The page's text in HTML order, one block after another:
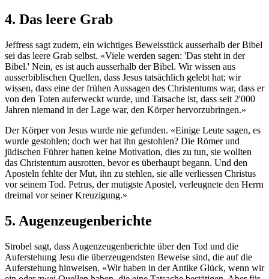
4. Das leere Grab
Jeffress sagt zudem, ein wichtiges Beweisstück ausserhalb der Bibel
sei das leere Grab selbst. «Viele werden sagen: 'Das steht in der
Bibel.' Nein, es ist auch ausserhalb der Bibel. Wir wissen aus
ausserbiblischen Quellen, dass Jesus tatsächlich gelebt hat; wir
wissen, dass eine der frühen Aussagen des Christentums war, dass er
von den Toten auferweckt wurde, und Tatsache ist, dass seit 2'000
Jahren niemand in der Lage war, den Körper hervorzubringen.»
Der Körper von Jesus wurde nie gefunden. «Einige Leute sagen, es
wurde gestohlen; doch wer hat ihn gestohlen? Die Römer und
jüdischen Führer hatten keine Motivation, dies zu tun, sie wollten
das Christentum ausrotten, bevor es überhaupt begann. Und den
Aposteln fehlte der Mut, ihn zu stehlen, sie alle verliessen Christus
vor seinem Tod. Petrus, der mutigste Apostel, verleugnete den Herrn
dreimal vor seiner Kreuzigung.»
5. Augenzeugenberichte
Strobel sagt, dass Augenzeugenberichte über den Tod und die
Auferstehung Jesu die überzeugendsten Beweise sind, die auf die
Auferstehung hinweisen. «Wir haben in der Antike Glück, wenn wir